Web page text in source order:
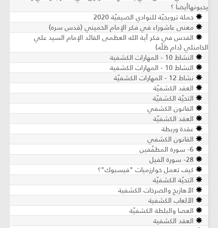
يحبونهاأيضا ؟
حملة ترويجيّة للنوادي الصيفيّة 2020
معنى عاشوراء في فكر الإمام الخميني (قدس سره)
القدس في فكر آية الله العظمى القائد الإمام السيد علي
الخامنئي (دام ظلّه)
النشاط 10 - المهارات الكشفية
النشاط 10 - المهارات الكشفية
نشاط 12 - المهارات الكشفيّة
العقد الكشفيّة
التحيّة الكشفيّة
القانون الكشفي
العقد الكشفيّة
عقدة وربطة
القانون الكشفي
6- سورة المطفّفين
28- سورة الفيل
كيف تعمل خوارزميات "فيسبوك"؟
التحيّة الكشفيّة
الأهازيج والصرخات الكشفية
الألعاب الكشفية
العصا والبلطة الكشفيّة
العقد الكشفية